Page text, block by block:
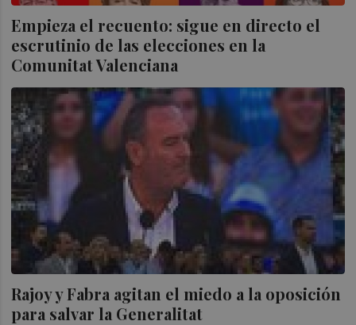
Empieza el recuento: sigue en directo el
escrutinio de las elecciones en la
Comunitat Valenciana
Rajoy y Fabra agitan el miedo a la oposición
para salvar la Generalitat